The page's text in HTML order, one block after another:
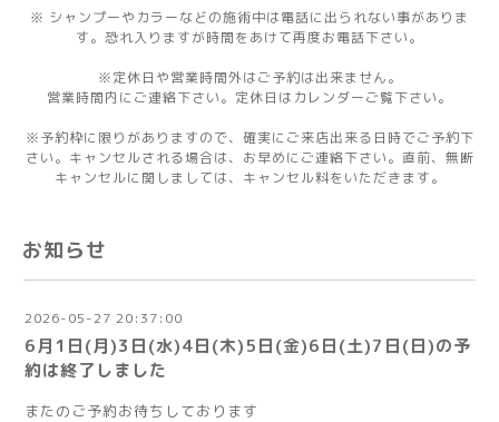
※ シャンプーやカラーなどの施術中は電話に出られない事がありま
す。恐れ入りますが時間をあけて再度お電話下さい。
※定休日や営業時間外はご予約は出来ません。
営業時間内にご連絡下さい。定休日はカレンダーご覧下さい。
※予約枠に限りがありますので、確実にご来店出来る日時でご予約下
さい。キャンセルされる場合は、お早めにご連絡下さい。直前、無断
キャンセルに関しましては、キャンセル料をいただきます。
お知らせ
2026-05-27 20:37:00
6月1日(月)3日(水)4日(木)5日(金)6日(土)7日(日)の予
約は終了しました
またのご予約お待ちしております